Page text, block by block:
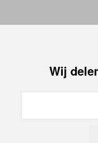
Wij